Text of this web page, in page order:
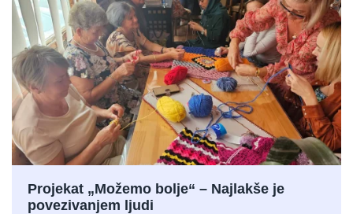
Projekat „Možemo bolje“ – Najlakše je
povezivanjem ljudi